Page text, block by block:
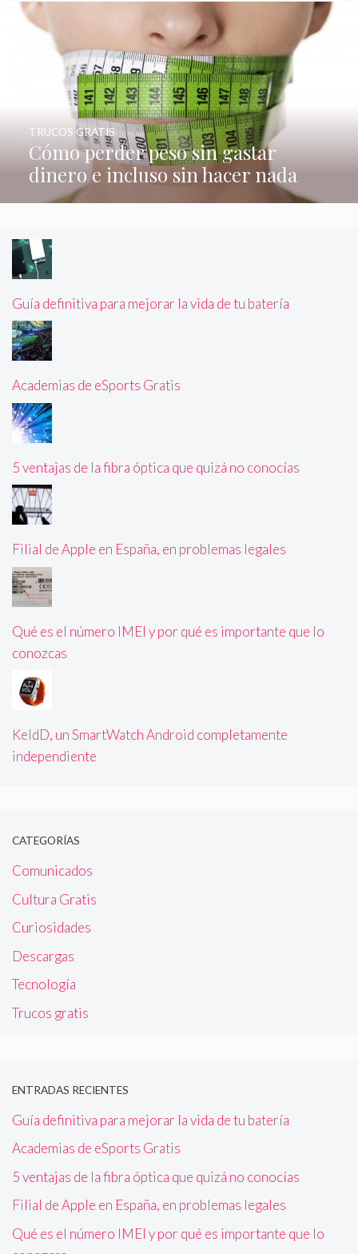
Cómo perder peso sin gastar
dinero e incluso sin hacer nada
TRUCOS GRATIS
Guía definitiva para mejorar la vida de tu batería
Academias de eSports Gratis
5 ventajas de la fibra óptica que quizá no conocías
Filial de Apple en España, en problemas legales
Qué es el número IMEI y por qué es importante que lo
conozcas
KeldD, un SmartWatch Android completamente
independiente
CATEGORÍAS
Comunicados
Cultura Gratis
Curiosidades
Descargas
Tecnología
Trucos gratis
ENTRADAS RECIENTES
Guía definitiva para mejorar la vida de tu batería
Academias de eSports Gratis
5 ventajas de la fibra óptica que quizá no conocías
Filial de Apple en España, en problemas legales
Qué es el número IMEI y por qué es importante que lo